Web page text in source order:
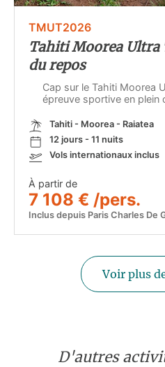
TMUT2026
Tahiti Moorea Ultra
du repos
Cap sur le Tahiti Moorea
épreuve sportive en plein
Tahiti - Moorea - Raiatea
12 jours - 11 nuits
Vols internationaux inclus
À partir de
7 108 € /pers.
Inclus depuis Paris Charles De
Voir plus
D'autres